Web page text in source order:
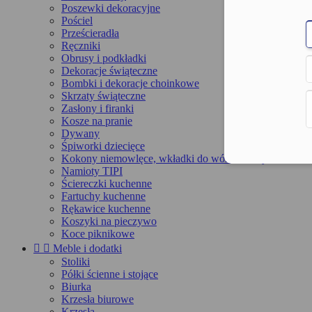
Poszewki dekoracyjne
Pościel
Prześcieradła
Ręczniki
Obrusy i podkładki
Dekoracje świąteczne
Bombki i dekoracje choinkowe
Skrzaty świąteczne
Zasłony i firanki
Kosze na pranie
Dywany
Śpiworki dziecięce
Kokony niemowlęce, wkładki do wózka, maty
Namioty TIPI
Ściereczki kuchenne
Fartuchy kuchenne
Rękawice kuchenne
Koszyki na pieczywo
Koce piknikowe
  Meble i dodatki
Stoliki
Półki ścienne i stojące
Biurka
Krzesła biurowe